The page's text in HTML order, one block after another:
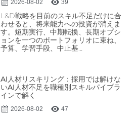
2026-08-02 39
L&D戦略を目前のスキル不足だけに合
わせると、将来能力への投資が消えま
す。短期実行、中期転換、長期オプシ
ョンを一つのポートフォリオに束ね、
予算、学習手段、中止基…
AI人材リスキリング：採用では解けな
いAI人材不足を職種別スキルパイプラ
インで解く
2026-08-02 47